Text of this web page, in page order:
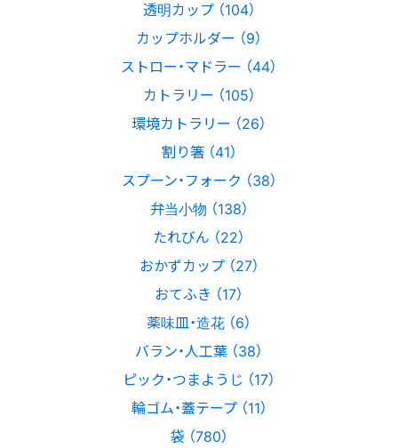
透明カップ （104）
カップホルダー （9）
ストロー・マドラー （44）
カトラリー （105）
環境カトラリー （26）
割り箸 （41）
スプーン・フォーク （38）
弁当小物 （138）
たれびん （22）
おかずカップ （27）
おてふき （17）
薬味皿・造花 （6）
バラン・人工葉 （38）
ピック・つまようじ （17）
輪ゴム・蓋テープ （11）
袋 （780）